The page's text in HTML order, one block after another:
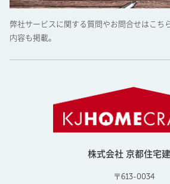
弊社サービスに関する質問やお問合せはこち
内容も掲載。
株式会社 京都住宅
〒613-0034